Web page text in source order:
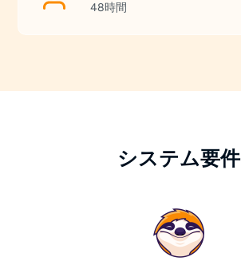
48時間
システム要件